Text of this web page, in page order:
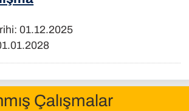
01.12.2025
Çalışmalar